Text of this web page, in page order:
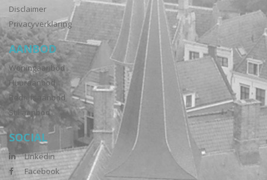
Disclaimer
Privacyverklaring
AANBOD
Woningaanbod
Huuraanbod
Bedrijfsaanbod
Stil aanbod
SOCIAL
Linkedin
Facebook